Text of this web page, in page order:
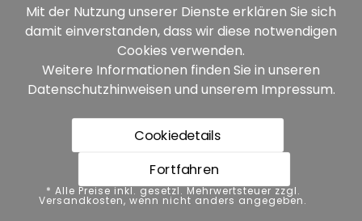
Unsere Partner:
* Alle Preise inkl. gesetzl. Mehrwertsteuer zzgl.
Versandkosten, wenn nicht anders angegeben.
Mit der Nutzung unserer Dienste erklären Sie sich
damit einverstanden, dass wir diese notwendigen
Cookies verwenden.
Weitere Informationen finden Sie in unseren
Datenschutzhinweisen und unserem Impressum.
Cookiedetails
Fortfahren
* Alle Preise inkl. gesetzl. Mehrwertsteuer zzgl.
Versandkosten, wenn nicht anders angegeben.